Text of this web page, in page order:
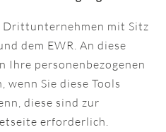
Drittunternehmen mit Sitz
dem EWR. An diese
Ihre personenbezogenen
Sie diese Tools
diese sind zur
erforderlich.